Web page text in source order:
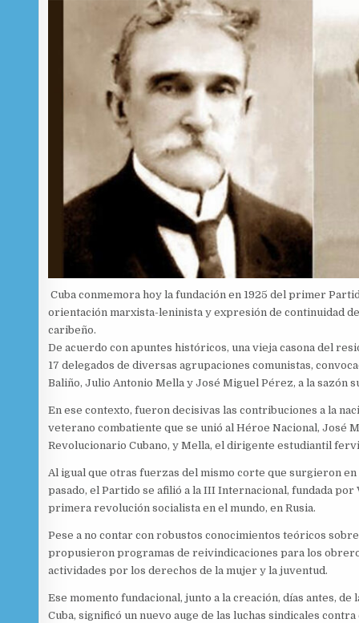
Cuba conmemora hoy la fundación en 1925 del primer
orientación marxista-leninista y expresión de continuidad
caribeño.
De acuerdo con apuntes históricos, una vieja casona del
17 delegados de diversas agrupaciones comunistas,
Baliño, Julio Antonio Mella y José Miguel Pérez, a la sazón
En ese contexto, fueron decisivas las contribuciones a la
veterano combatiente que se unió al Héroe Nacional, José
Revolucionario Cubano, y Mella, el dirigente estudiantil
Al igual que otras fuerzas del mismo corte que surgieron
pasado, el Partido se afilió a la III Internacional, fundada
primera revolución socialista en el mundo, en Rusia.
Pese a no contar con robustos conocimientos teóricos
propusieron programas de reivindicaciones para los
actividades por los derechos de la mujer y la juventud.
Ese momento fundacional, junto a la creación, días antes,
Cuba, significó un nuevo auge de las luchas sindicales